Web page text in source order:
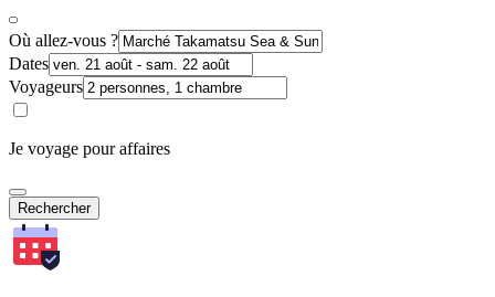
Où allez-vous ?
Dates
Voyageurs
Je voyage pour affaires
Rechercher